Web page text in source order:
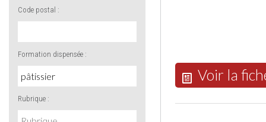
Code postal :
Formation dispensée :
Rubrique :
Voir la